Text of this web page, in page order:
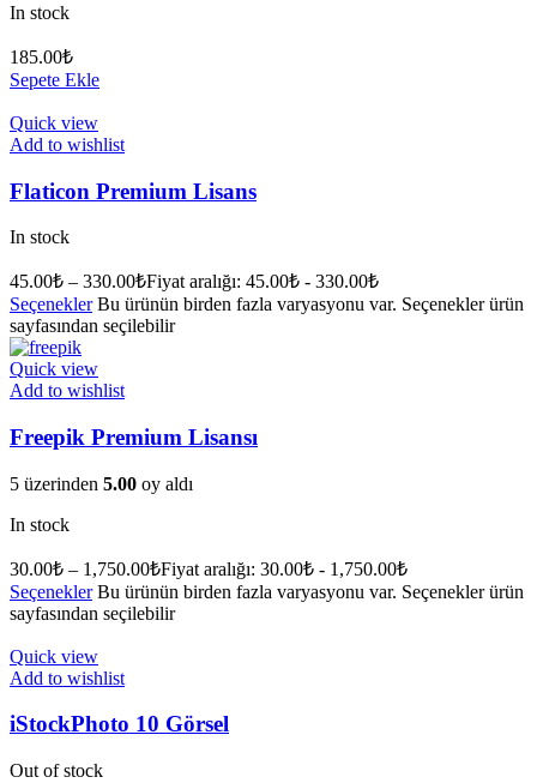
In stock
185.00₺
Sepete Ekle
Quick view
Add to wishlist
Flaticon Premium Lisans
In stock
45.00₺ – 330.00₺Fiyat aralığı: 45.00₺ - 330.00₺
Seçenekler Bu ürünün birden fazla varyasyonu var. Seçenekler ürün
sayfasından seçilebilir
Quick view
Add to wishlist
Freepik Premium Lisansı
5 üzerinden 5.00 oy aldı
In stock
30.00₺ – 1,750.00₺Fiyat aralığı: 30.00₺ - 1,750.00₺
Seçenekler Bu ürünün birden fazla varyasyonu var. Seçenekler ürün
sayfasından seçilebilir
Quick view
Add to wishlist
iStockPhoto 10 Görsel
Out of stock